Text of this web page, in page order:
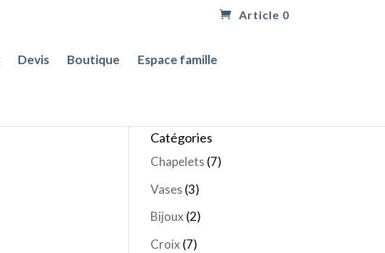
Article 0
Devis Boutique Espace famille
Catégories
Chapelets (7)
Vases (3)
Bijoux (2)
Croix (7)